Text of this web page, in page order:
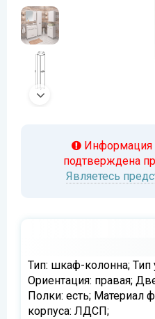
Информация
подтверждена
Являетесь
Тип: шкаф-колонна; Тип
Ориентация: правая;
Полки: есть; Материал
корпуса: ЛДСП;